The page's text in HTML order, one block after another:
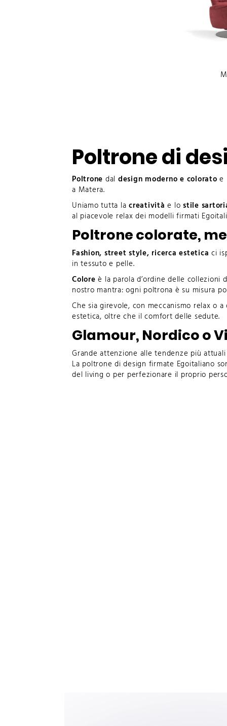
Poltrone di
Poltrone dal design moderno e colorato e
a Matera.
Uniamo tutta la creatività e lo stile
al piacevole relax dei modelli firmati
Poltrone colorate,
Fashion, street style, ricerca estetica ci
in tessuto e pelle.
Colore è la parola d’ordine delle
nostro mantra: ogni poltrona è su misura
Che sia girevole, con meccanismo relax o a
estetica, oltre che il comfort delle sedute.
Glamour, Nordico o
Grande attenzione alle tendenze più
La poltrone di design firmate Egoitaliano
del living o per perfezionare il proprio